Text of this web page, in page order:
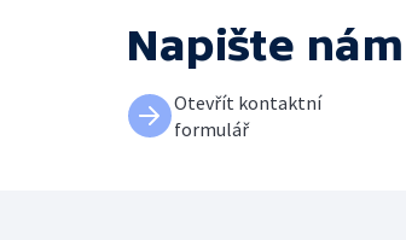
Napište nám
Otevřít kontaktní
formulář